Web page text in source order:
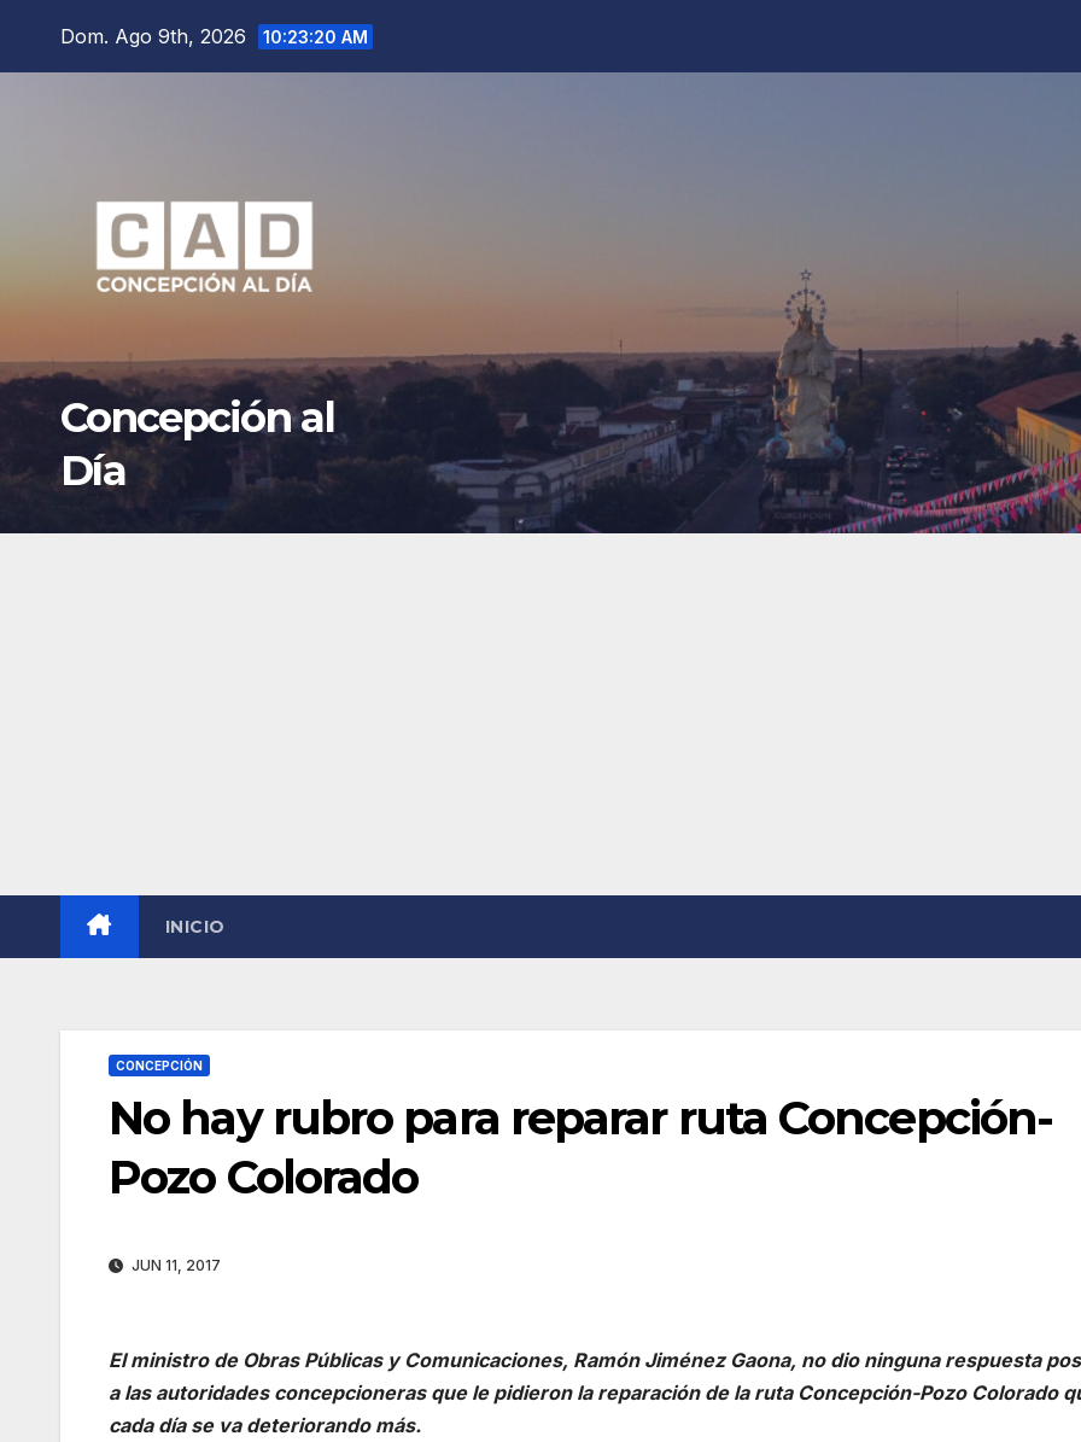
Dom. Ago 9th, 2026 10:23:21 AM
Concepción al
Día
INICIO
CONCEPCIÓN
No hay rubro para reparar ruta Concepción-
Pozo Colorado
JUN 11, 2017
El ministro de Obras Públicas y Comunicaciones, Ramón Jiménez Gaona, no dio ninguna respuesta
a las autoridades concepcioneras que le pidieron la reparación de la ruta Concepción-Pozo Colorado
cada día se va deteriorando más.